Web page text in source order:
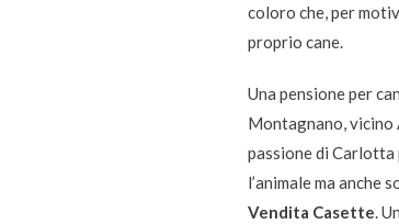
coloro che, per
proprio cane.
Una pensione per
Montagnano, vicino
passione di Carlotta
l’animale ma anche
Vendita Casette.